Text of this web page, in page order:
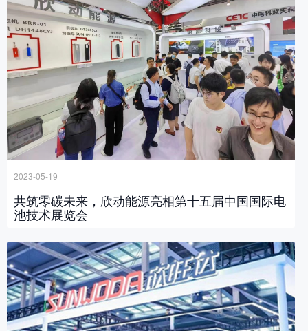
联系我们
加入我们
2023-05-19
共筑零碳未来，欣动能源亮相第十五届中国国际电
池技术展览会